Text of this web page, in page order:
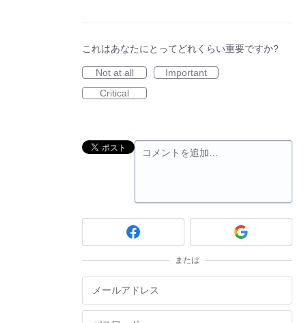
これはあなたにとってどれくらい重要ですか?
Not at all
Important
Critical
コメントを追加…
または